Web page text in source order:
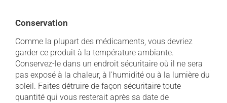
Conservation
Comme la plupart des médicaments, vous devriez
garder ce produit à la température ambiante.
Conservez-le dans un endroit sécuritaire où il ne sera
pas exposé à la chaleur, à l'humidité ou à la lumière du
soleil. Faites détruire de façon sécuritaire toute
quantité qui vous resterait après sa date de